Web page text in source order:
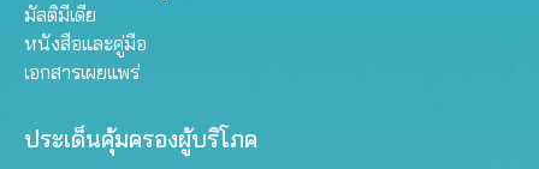
มัลติมีเดีย
หนังสือและคู่มือ
เอกสารเผยแพร่
ประเด็นคุ้มครองผู้บริโภค